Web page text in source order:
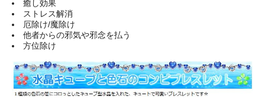
癒し効果
ストレス解消
厄除け/魔除け
他者からの邪気や邪念を払う
方位除け